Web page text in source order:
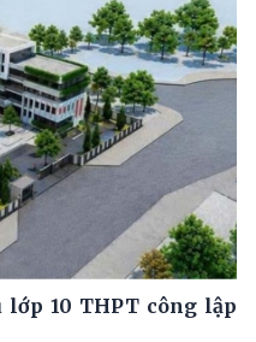
10 THPT công lập